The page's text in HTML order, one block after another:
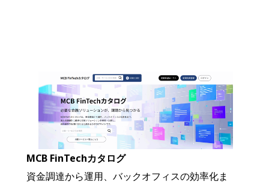
MCB FinTechカタログ
資金調達から運用、バックオフィスの効率化ま